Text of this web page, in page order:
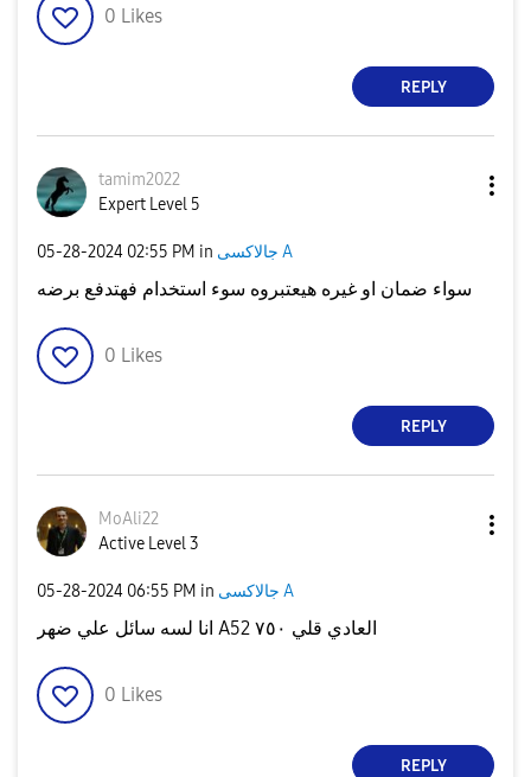
0 Likes
REPLY
tamim2022
Expert Level 5
‎05-28-2024 02:55 PM in جالاكسى A
سواء ضمان او غيره هيعتبروه سوء استخدام فهتدفع برضه
0 Likes
REPLY
MoAli22
Active Level 3
‎05-28-2024 06:55 PM in جالاكسى A
انا لسه سائل علي ضهر A52 العادي قلي ٧٥٠
0 Likes
REPLY